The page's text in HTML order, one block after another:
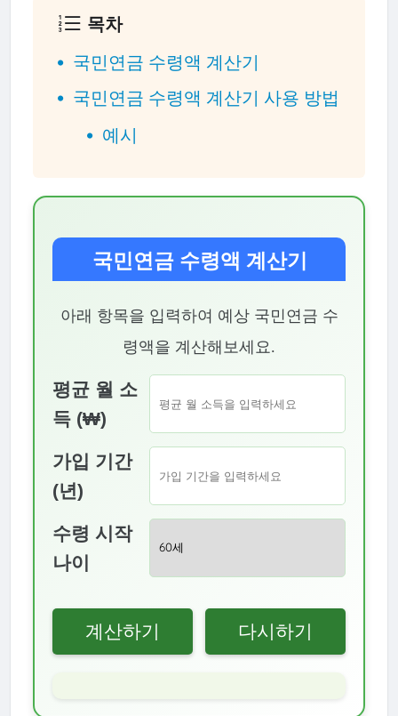
목차
국민연금 수령액 계산기
국민연금 수령액 계산기 사용 방법
예시
국민연금 수령액 계산기
아래 항목을 입력하여 예상 국민연금 수
령액을 계산해보세요.
평균 월 소
득 (₩)
가입 기간
(년)
수령 시작
나이
계산하기 다시하기